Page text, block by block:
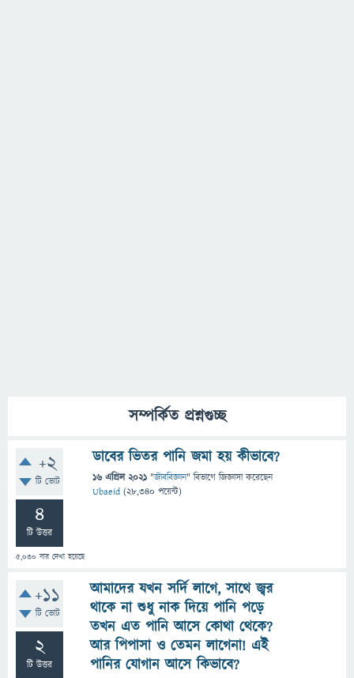
সম্পর্কিত প্রশ্নগুচ্ছ
+2
টি ভোট
4
টি উত্তর
5,030 বার দেখা হয়েছে
ডাবের ভিতর পানি জমা হয় কীভাবে?
16 এপ্রিল 2021 "জীববিজ্ঞান" বিভাগে জিজ্ঞাসাকরেছেন
Ubaeid (28,340 পয়েন্ট)
+11
টি ভোট
2
টি উত্তর
আমাদের যখন সর্দি লাগে, সাথে জ্বর
থাকে না শুধু নাক দিয়ে পানি পড়ে
তখন এত পানি আসে কোথা থেকে?
আর পিপাসা ও তেমন লাগেনা! এই
পানির যোগান আসে কিভাবে?